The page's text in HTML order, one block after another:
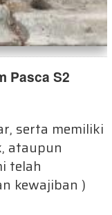
Pasca S2
serta memiliki
ataupun
telah
kewajiban )